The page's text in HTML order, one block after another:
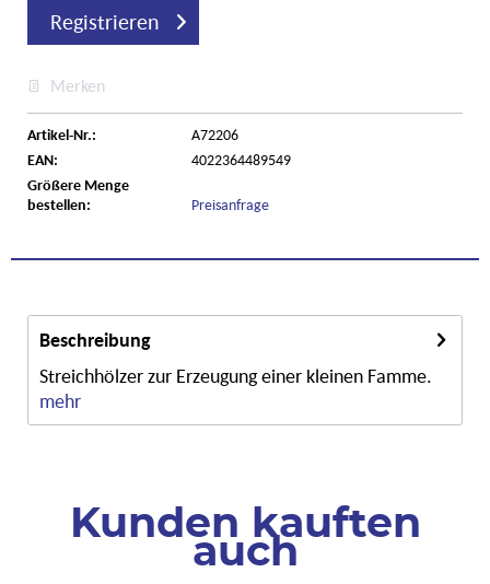
Registrieren
Merken
Artikel-Nr.:
A72206
EAN:
4022364489549
Größere Menge
bestellen:
Preisanfrage
Beschreibung
Streichhölzer zur Erzeugung einer kleinen Famme.
mehr
Kunden kauften
auch